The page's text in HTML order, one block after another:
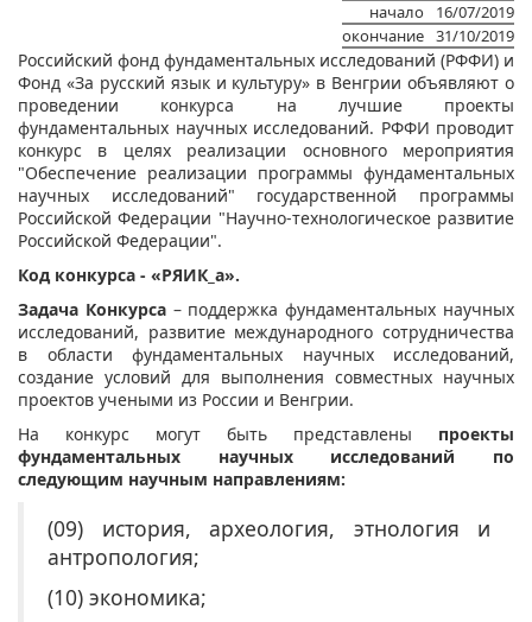
начало
16/07/2019
окончание 31/10/2019
​Российский фонд фундаментальных исследований (РФФИ) и
Фонд «За русский язык и культуру» в Венгрии объявляют о
проведении конкурса на лучшие проекты
фундаментальных научных исследований. РФФИ проводит
конкурс в целях реализации основного мероприятия
"Обеспечение реализации программы фундаментальных
научных исследований" государственной программы
Российской Федерации "Научно-технологическое развитие
Российской Федерации".
Код конкурса - «РЯИК_а».
Задача Конкурса– поддержка фундаментальных научных
исследований, развитие международного сотрудничества
в области фундаментальных научных исследований,
создание условий для выполнения совместных научных
проектов учеными из России и Венгрии.
На конкурс могут быть представлены проекты
фундаментальных научных исследований по
следующим научным направлениям:
(09) история, археология, этнология и
антропология;
(10) экономика;